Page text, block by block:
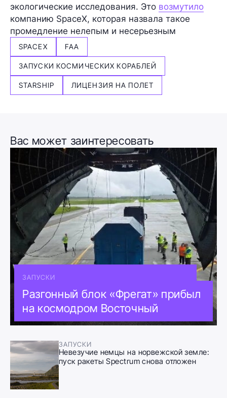
экологические исследования. Это возмутило
компанию SpaceX, которая назвала такое
промедление нелепым и несерьезным
SPACEX FAA
ЗАПУСКИ КОСМИЧЕСКИХ КОРАБЛЕЙ
STARSHIP ЛИЦЕНЗИЯ НА ПОЛЕТ
Вас может заинтересовать
ЗАПУСКИ
Разгонный блок «Фрегат» прибыл
на космодром Восточный
ЗАПУСКИ
Невезучие немцы на норвежской земле:
пуск ракеты Spectrum снова отложен